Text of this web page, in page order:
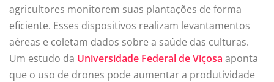
agricultores monitorem suas plantações de forma
eficiente. Esses dispositivos realizam levantamentos
aéreas e coletam dados sobre a saúde das culturas.
Um estudo da Universidade Federal de Viçosa aponta
que o uso de drones pode aumentar a produtividade